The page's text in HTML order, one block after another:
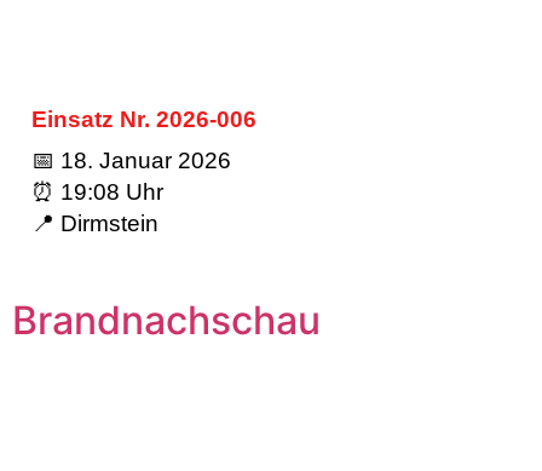
Einsatz Nr. 2026-006
📅 18. Januar 2026
⏰ 19:08 Uhr
📍 Dirmstein
Brandnachschau